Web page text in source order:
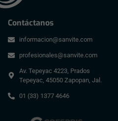
Contáctanos
informacion@sanvite.com
profesionales@sanvite.com
Av. Tepeyac 4223, Prados
Tepeyac, 45050 Zapopan, Jal.
01 (33) 1377 4646